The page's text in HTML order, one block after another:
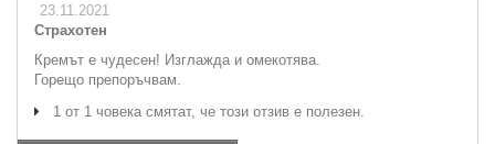
23.11.2021
Страхотен
Кремът е чудесен! Изглажда и омекотява.
Горещо препоръчвам.
1 от 1 човека смятат, че този отзив е полезен.